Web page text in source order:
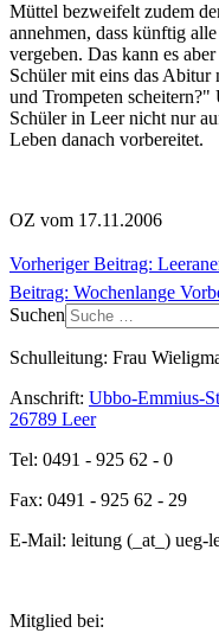
Müttel bezweifelt zudem
annehmen, dass künftig
vergeben. Das kann es
Schüler mit eins das Abitur
und Trompeten
Schüler in Leer nicht nur
Leben danach vorbereitet.
OZ vom 17.11.2006
Vorheriger Beitrag:
Beitrag: Wochenlange
Suchen
Schulleitung: Frau
Anschrift: Ubbo-Emmius-
26789 Leer
Tel: 0491 - 925 62 - 0
Fax: 0491 - 925 62 - 29
E-Mail: leitung (_at_) ueg-
Mitglied bei: